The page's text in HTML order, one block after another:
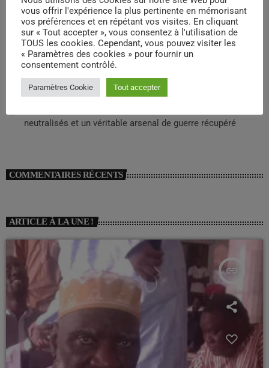
polémique
Mali : L’ancien Premier ministre Soumana Sako est décédé
à l’âge de 75 ans
L’attaquant de Liverpool, Diogo Jota, et son frère meurent
dans un accident de la route
neutralisés et un véritable arsenal de guerre récupéré
COMMENTAIRES RÉCENTS
ARTICLE À LA UNE !
insert_link
vous offrir l'expérience la plus pertinente en mémorisant
vos préférences et en répétant vos visites. En cliquant
sur « Tout accepter », vous consentez à l'utilisation de
TOUS les cookies. Cependant, vous pouvez visiter les
« Paramètres des cookies » pour fournir un
consentement contrôlé.
Paramètres Cookie Tout accepter